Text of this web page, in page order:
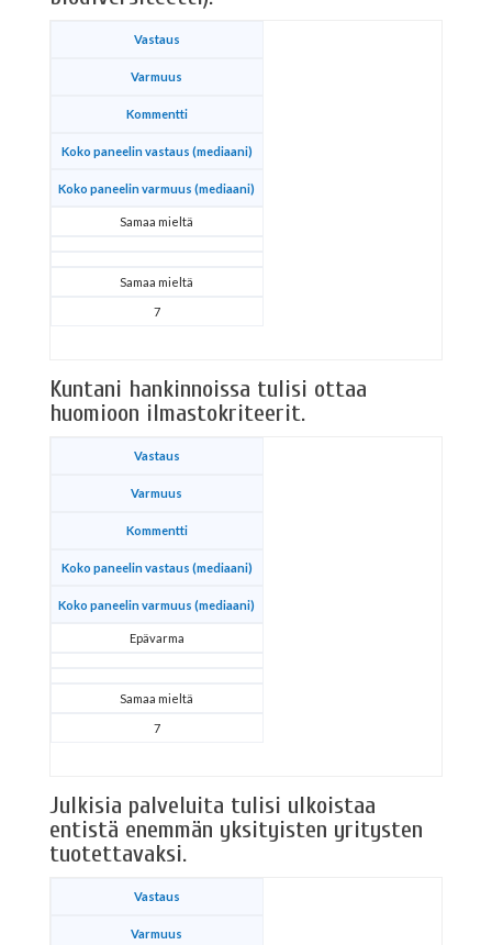
Vastaus
Varmuus
Kommentti
Koko paneelin vastaus (mediaani)
Koko paneelin varmuus (mediaani)
Samaa mieltä
Samaa mieltä
7
Kuntani hankinnoissa tulisi ottaa
huomioon ilmastokriteerit.
Vastaus
Varmuus
Kommentti
Koko paneelin vastaus (mediaani)
Koko paneelin varmuus (mediaani)
Epävarma
Samaa mieltä
7
Julkisia palveluita tulisi ulkoistaa
entistä enemmän yksityisten yritysten
tuotettavaksi.
Vastaus
Varmuus